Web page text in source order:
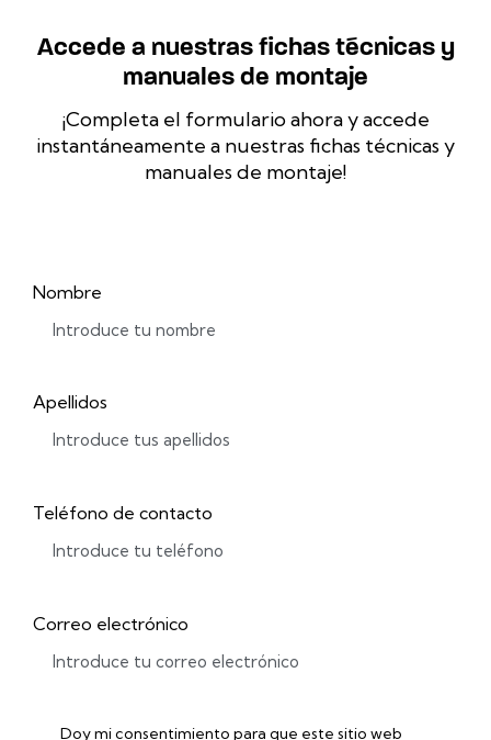
Accede a nuestras fichas técnicas y
manuales de montaje
¡Completa el formulario ahora y accede
instantáneamente a nuestras fichas técnicas y
manuales de montaje!
Nombre
Apellidos
Teléfono de contacto
Correo electrónico
Doy mi consentimiento para que este sitio web